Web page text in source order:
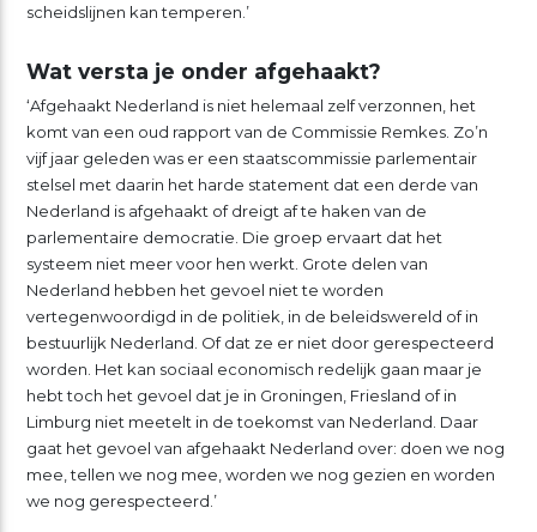
scheidslijnen kan temperen.’
Wat versta je onder afgehaakt?
‘Afgehaakt Nederland is niet helemaal zelf verzonnen, het
komt van een oud rapport van de Commissie Remkes. Zo’n
vijf jaar geleden was er een staatscommissie parlementair
stelsel met daarin het harde statement dat een derde van
Nederland is afgehaakt of dreigt af te haken van de
parlementaire democratie. Die groep ervaart dat het
systeem niet meer voor hen werkt. Grote delen van
Nederland hebben het gevoel niet te worden
vertegenwoordigd in de politiek, in de beleidswereld of in
bestuurlijk Nederland. Of dat ze er niet door gerespecteerd
worden. Het kan sociaal economisch redelijk gaan maar je
hebt toch het gevoel dat je in Groningen, Friesland of in
Limburg niet meetelt in de toekomst van Nederland. Daar
gaat het gevoel van afgehaakt Nederland over: doen we nog
mee, tellen we nog mee, worden we nog gezien en worden
we nog gerespecteerd.’